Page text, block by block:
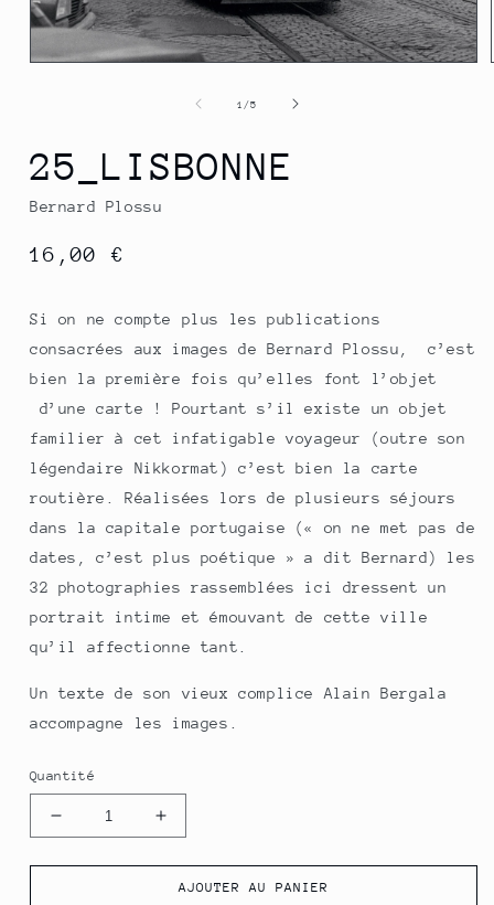
une
fenêtre
1 /de
5
25_LISBONNE
Bernard Plossu
Prix
16,00 €
Si on ne compte plus les publications
consacrées aux images de Bernard Plossu, c’est
bien la première fois qu’elles font l’objet
d’une carte ! Pourtant s’il existe un objet
familier à cet infatigable voyageur (outre son
légendaire Nikkormat) c’est bien la carte
routière. Réalisées lors de plusieurs séjours
dans la capitale portugaise (« on ne met pas de
dates, c’est plus poétique » a dit Bernard) les
32 photographies rassemblées ici dressent un
portrait intime et émouvant de cette ville
qu’il affectionne tant.
Un texte de son vieux complice Alain Bergala
accompagne les images.
Quantité
Réduire
quantité
Augmenter
quantité
deAJOUTER AU PANIER